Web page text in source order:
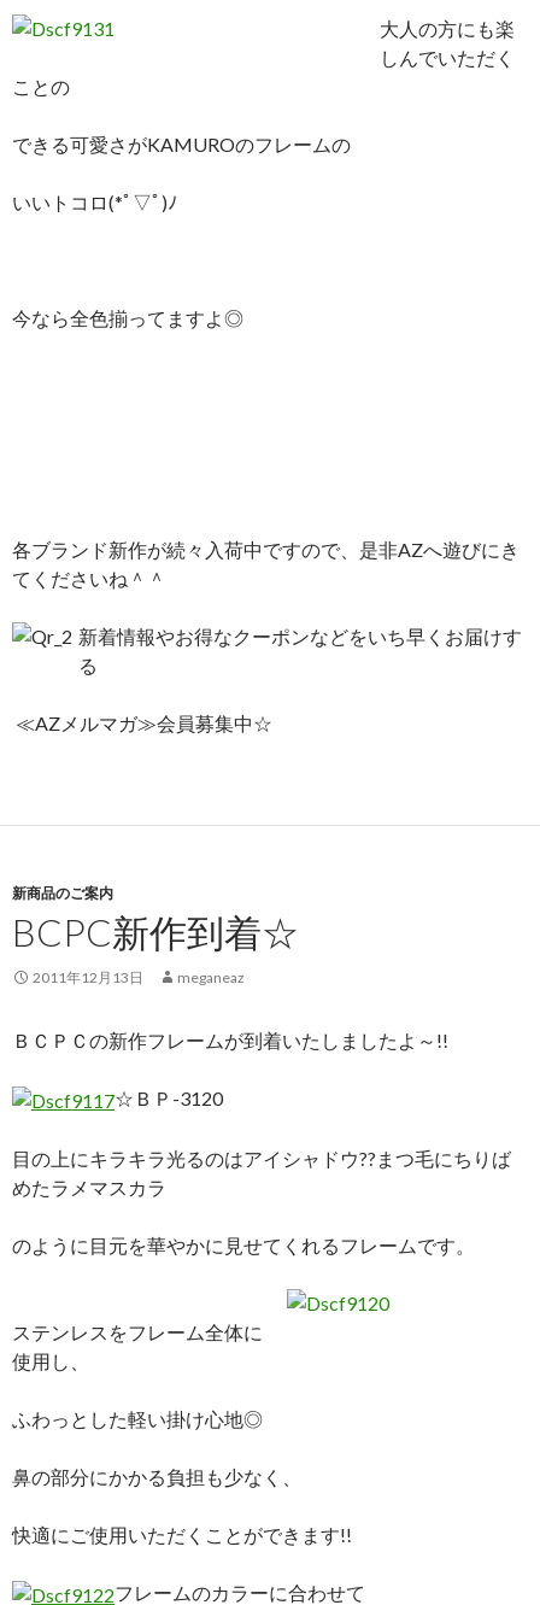
大人の方にも楽
しんでいただく
ことの
できる可愛さがKAMUROのフレームの
いいトコロ(*ﾟ▽ﾟ)ﾉ
今なら全色揃ってますよ◎
各ブランド新作が続々入荷中ですので、是非AZへ遊びにき
てくださいね＾＾
新着情報やお得なクーポンなどをいち早くお届けす
る
≪AZメルマガ≫会員募集中☆
新商品のご案内
BCPC新作到着☆
2011年12月13日 meganeaz
ＢＣＰＣの新作フレームが到着いたしましたよ～!!
☆ＢＰ-3120
目の上にキラキラ光るのはアイシャドウ??まつ毛にちりば
めたラメマスカラ
のように目元を華やかに見せてくれるフレームです。
ステンレスをフレーム全体に
使用し、
ふわっとした軽い掛け心地◎
鼻の部分にかかる負担も少なく、
快適にご使用いただくことができます!!
フレームのカラーに合わせて